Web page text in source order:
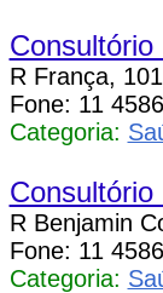
R França,
Fone: 11
Categoria:
R Benjamin
Fone: 11
Categoria: